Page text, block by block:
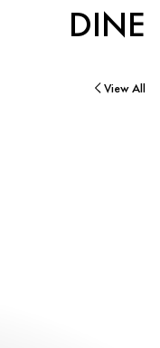
DINE
View All